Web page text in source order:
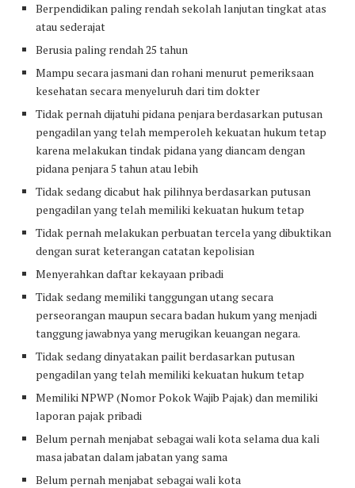
Berpendidikan paling rendah sekolah lanjutan tingkat atas
atau sederajat
Berusia paling rendah 25 tahun
Mampu secara jasmani dan rohani menurut pemeriksaan
kesehatan secara menyeluruh dari tim dokter
Tidak pernah dijatuhi pidana penjara berdasarkan putusan
pengadilan yang telah memperoleh kekuatan hukum tetap
karena melakukan tindak pidana yang diancam dengan
pidana penjara 5 tahun atau lebih
Tidak sedang dicabut hak pilihnya berdasarkan putusan
pengadilan yang telah memiliki kekuatan hukum tetap
Tidak pernah melakukan perbuatan tercela yang dibuktikan
dengan surat keterangan catatan kepolisian
Menyerahkan daftar kekayaan pribadi
Tidak sedang memiliki tanggungan utang secara
perseorangan maupun secara badan hukum yang menjadi
tanggung jawabnya yang merugikan keuangan negara.
Tidak sedang dinyatakan pailit berdasarkan putusan
pengadilan yang telah memiliki kekuatan hukum tetap
Memiliki NPWP (Nomor Pokok Wajib Pajak) dan memiliki
laporan pajak pribadi
Belum pernah menjabat sebagai wali kota selama dua kali
masa jabatan dalam jabatan yang sama
Belum pernah menjabat sebagai wali kota